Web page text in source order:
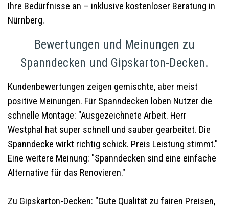
Ihre Bedürfnisse an – inklusive kostenloser Beratung in
Nürnberg.
Bewertungen und Meinungen zu
Spanndecken und Gipskarton-Decken.
Kundenbewertungen zeigen gemischte, aber meist
positive Meinungen. Für Spanndecken loben Nutzer die
schnelle Montage: "Ausgezeichnete Arbeit. Herr
Westphal hat super schnell und sauber gearbeitet. Die
Spanndecke wirkt richtig schick. Preis Leistung stimmt."
Eine weitere Meinung: "Spanndecken sind eine einfache
Alternative für das Renovieren."
Zu Gipskarton-Decken: "Gute Qualität zu fairen Preisen,